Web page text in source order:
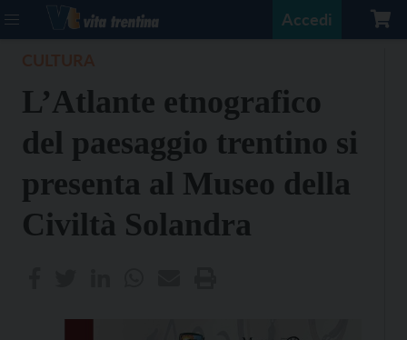
Accedi
L’Atlante etnografico
del paesaggio trentino si
presenta al Museo della
Civiltà Solandra